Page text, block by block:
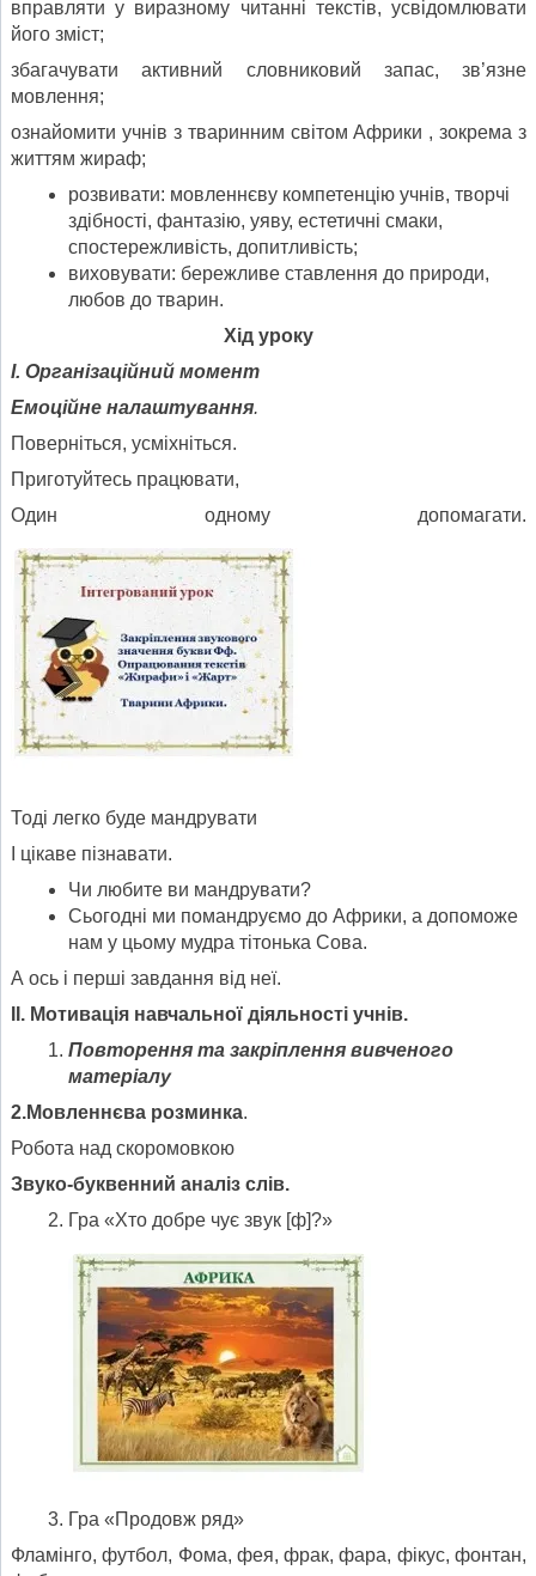
вправляти у виразному читанні текстів, усвідомлювати
його зміст;
збагачувати активний словниковий запас, зв’язне
мовлення;
ознайомити учнів з тваринним світом Африки , зокрема з
життям жираф;
розвивати: мовленнєву компетенцію учнів, творчі
здібності, фантазію, уяву, естетичні смаки,
спостережливість, допитливість;
виховувати: бережливе ставлення до природи,
любов до тварин.
Хід уроку
І. Організаційний момент
Емоційне налаштування.
Поверніться, усміхніться.
Приготуйтесь працювати,
Один одному допомагати.
Тоді легко буде мандрувати
І цікаве пізнавати.
Чи любите ви мандрувати?
Сьогодні ми помандруємо до Африки, а допоможе
нам у цьому мудра тітонька Сова.
А ось і перші завдання від неї.
. Мотивація навчальної діяльності учнів.
Повторення та закріплення вивченого
матеріалу
2.Мовленнєва розминка.
Робота над скоромовкою
Звуко-буквенний аналіз слів.
Гра «Хто добре чує звук [ф]?»
Гра «Продовж ряд»
Фламінго, футбол, Фома, фея, фрак, фара, фікус, фонтан,